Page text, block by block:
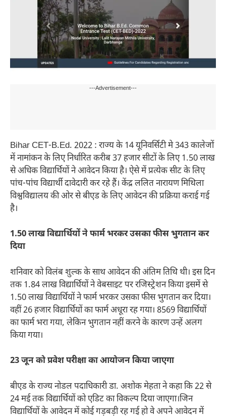
---Advertisement---
Bihar CET-B.Ed. 2022 : राज्य के 14 यूनिवर्सिटी मे 343 कालेजों
में नामांकन के लिए निर्धारित करीब 37 हजार सीटों के लिए 1.50 लाख
से अधिक विद्यार्थियों ने आवेदन किया है। ऐसे में प्रत्येक सीट के लिए
पांच-पांच विद्यार्थी दावेदारी कर रहे हैं। केंद्र ललित नारायण मिथिला
विश्वविद्यालय की ओर से बीएड के लिए आवेदन की प्रक्रिया कराई गई
है।
1.50 लाख विद्यार्थियों ने फार्म भरकर उसका फीस भुगतान कर
दिया
शनिवार को विलंब शुल्क के साथ आवेदन की अंतिम तिथि थी। इस दिन
तक 1.84 लाख विद्यार्थियों ने वेबसाइट पर रजिस्ट्रेशन किया इसमें से
1.50 लाख विद्यार्थियों ने फार्म भरकर उसका फीस भुगतान कर दिया।
वहीं 26 हजार विद्यार्थियों का फार्म अधूरा रह गया। 8569 विद्यार्थियों
का फार्म भरा गया, लेकिन भुगतान नहीं करने के कारण उन्हें अलग
किया गया।
23 जून को प्रवेश परीक्षा का आयोजन किया जाएगा
बीएड के राज्य नोडल पदाधिकारी डा. अशोक मेहता ने कहा कि 22 से
24 मई तक विद्यार्थियों को एडिट का विकल्प दिया जाएगा।जिन
विद्यार्थियों के आवेदन में कोई गड़बड़ी रह गई हो वे अपने आवेदन में